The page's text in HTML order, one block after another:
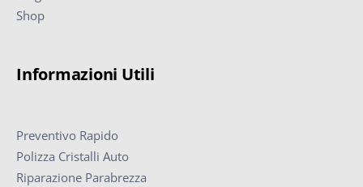
Shop
Informazioni Utili
Preventivo Rapido
Polizza Cristalli Auto
Riparazione Parabrezza